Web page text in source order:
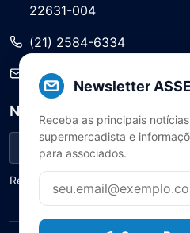
Newsletter
Receba as principais
supermercadista e
para associados.
22631-004
(21) 2584-6334
saa@asserj.com.br
Newsletter
Receba notícias e atualizações do